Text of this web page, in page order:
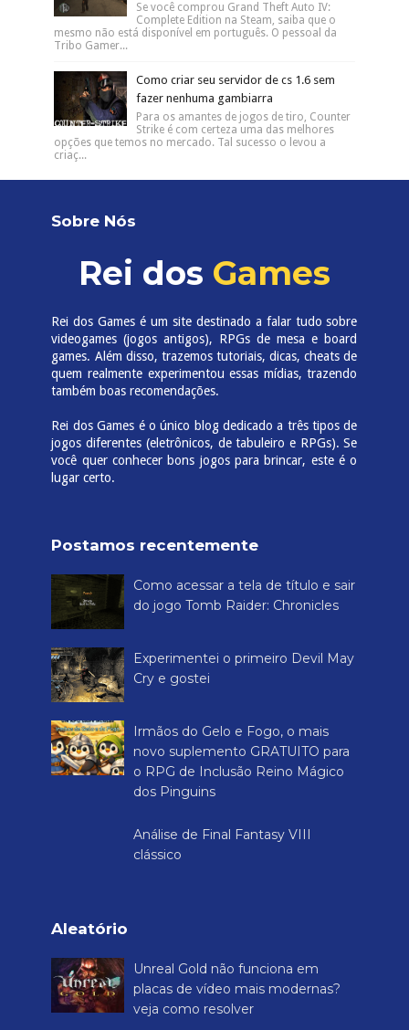
Se você comprou Grand Theft Auto IV:
Complete Edition na Steam, saiba que o
mesmo não está disponível em português. O pessoal da
Tribo Gamer...
Como criar seu servidor de cs 1.6 sem
fazer nenhuma gambiarra
Para os amantes de jogos de tiro, Counter
Strike é com certeza uma das melhores
opções que temos no mercado. Tal sucesso o levou a
criaç...
Sobre Nós
Rei dos Games
Rei dos Games é um site destinado a falar tudo sobre
videogames (jogos antigos), RPGs de mesa e board
games. Além disso, trazemos tutoriais, dicas, cheats de
quem realmente experimentou essas mídias, trazendo
também boas recomendações.
Rei dos Games é o único blog dedicado a três tipos de
jogos diferentes (eletrônicos, de tabuleiro e RPGs). Se
você quer conhecer bons jogos para brincar, este é o
lugar certo.
Postamos recentemente
Como acessar a tela de título e sair
do jogo Tomb Raider: Chronicles
Experimentei o primeiro Devil May
Cry e gostei
Irmãos do Gelo e Fogo, o mais
novo suplemento GRATUITO para
o RPG de Inclusão Reino Mágico
dos Pinguins
Análise de Final Fantasy VIII
clássico
Aleatório
Unreal Gold não funciona em
placas de vídeo mais modernas?
veja como resolver